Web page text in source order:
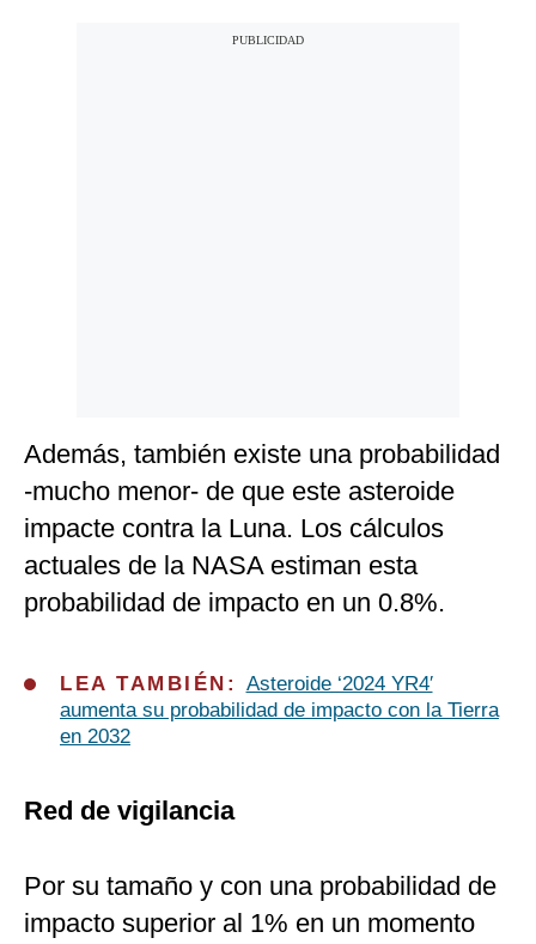
Además, también existe una probabilidad
-mucho menor- de que este asteroide
impacte contra la Luna. Los cálculos
actuales de la NASA estiman esta
probabilidad de impacto en un 0.8%.
LEA TAMBIÉN: Asteroide ‘2024 YR4′
aumenta su probabilidad de impacto con la Tierra
en 2032
Red de vigilancia
Por su tamaño y con una probabilidad de
impacto superior al 1% en un momento